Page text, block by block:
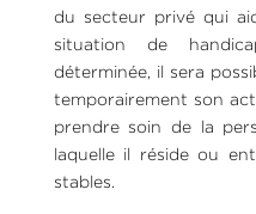
du secteur privé qui
situation de
déterminée, il sera
temporairement son
prendre soin de la
laquelle il réside ou
stables.